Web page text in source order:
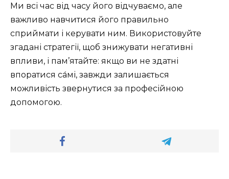
Ми всі час від часу його відчуваємо, але
важливо навчитися його правильно
сприймати і керувати ним. Використовуйте
згадані стратегії, щоб знижувати негативні
впливи, і пам’ятайте: якщо ви не здатні
впоратися са́мі, завжди залишається
можливість звернутися за професійною
допомогою.